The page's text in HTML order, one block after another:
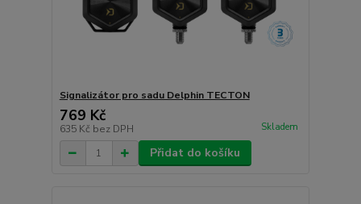
Signalizátor pro sadu Delphin TECTON
769 Kč
635 Kč bez DPH Skladem
Přidat do košíku